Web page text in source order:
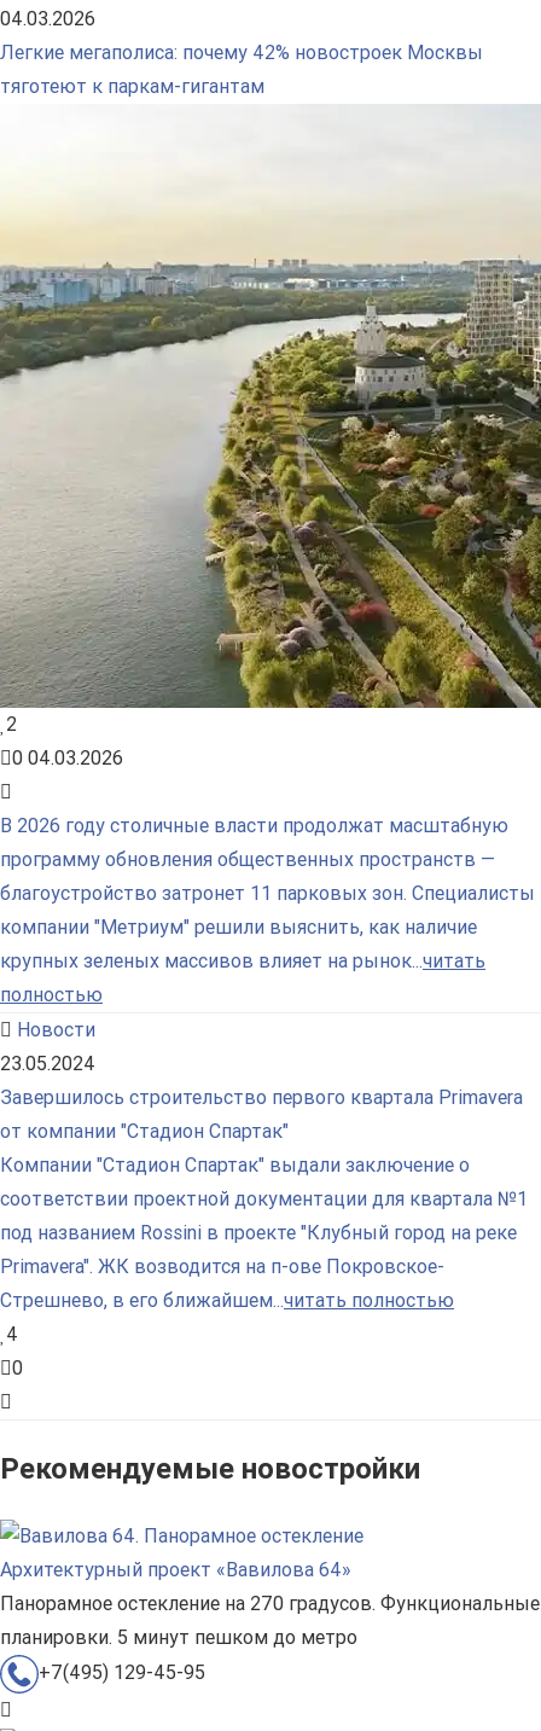
04.03.2026
Легкие мегаполиса: почему 42% новостроек Москвы
тяготеют к паркам-гигантам
2
0 04.03.2026
В 2026 году столичные власти продолжат масштабную
программу обновления общественных пространств —
благоустройство затронет 11 парковых зон. Специалисты
компании "Метриум" решили выяснить, как наличие
крупных зеленых массивов влияет на рынок...читать
полностью
Новости
23.05.2024
Завершилось строительство первого квартала Primavera
от компании "Стадион Спартак"
Компании "Стадион Спартак" выдали заключение о
соответствии проектной документации для квартала №1
под названием Rossini в проекте "Клубный город на реке
Primavera". ЖК возводится на п-ове Покровское-
Стрешнево, в его ближайшем...читать полностью
4
0
Рекомендуемые новостройки
Архитектурный проект «Вавилова 64»
Панорамное остекление на 270 градусов. Функциональные
планировки. 5 минут пешком до метро
+7(495) 129-45-95